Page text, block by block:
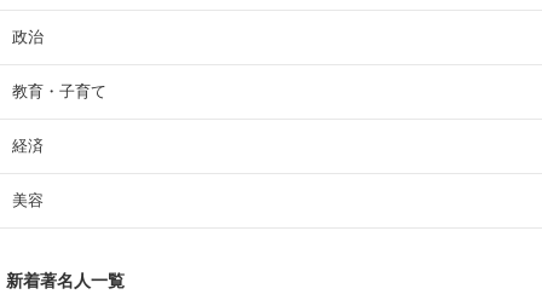
政治
教育・子育て
経済
美容
新着著名人一覧